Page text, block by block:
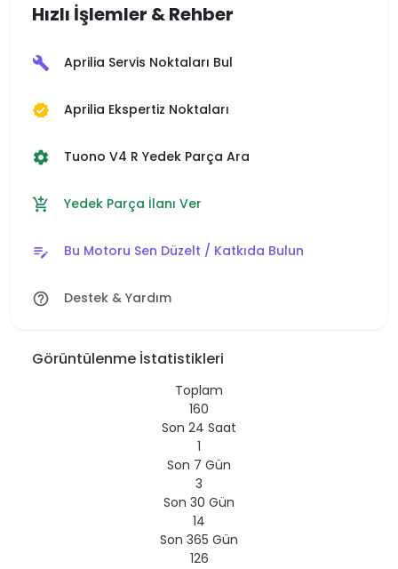
Hızlı İşlemler & Rehber
build Aprilia Servis Noktaları Bul
verified Aprilia Ekspertiz Noktaları
settings Tuono V4 R Yedek Parça Ara
add_shopping_cart Yedek Parça İlanı Ver
edit_note Bu Motoru Sen Düzelt / Katkıda Bulun
help_outline Destek & Yardım
Görüntülenme İstatistikleri
Toplam
160
Son 24 Saat
1
Son 7 Gün
3
Son 30 Gün
14
Son 365 Gün
126